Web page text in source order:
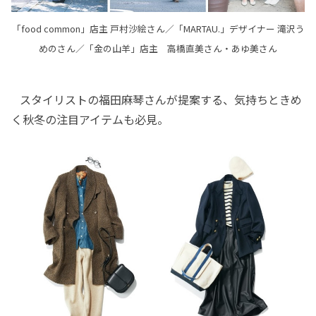
「food common」店主 戸村沙絵さん／「MARTAU.」デザイナー 滝沢う
めのさん／「金の山羊」店主 高橋直美さん・あゆ美さん
スタイリストの福田麻琴さんが提案する、気持ちときめ
く秋冬の注目アイテムも必見。